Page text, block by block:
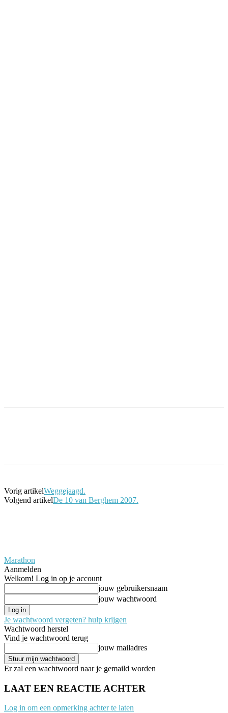
Vorig artikelWeggejaagd.
Volgend artikelDe 10 van Berghem 2007.
Marathon
Aanmelden
Welkom! Log in op je account
jouw gebruikersnaam
jouw wachtwoord
Je wachtwoord vergeten? hulp krijgen
Wachtwoord herstel
Vind je wachtwoord terug
jouw mailadres
Er zal een wachtwoord naar je gemaild worden
LAAT EEN REACTIE ACHTER
Log in om een opmerking achter te laten